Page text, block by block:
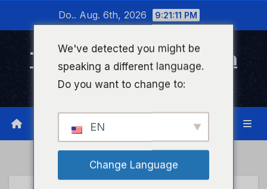
wechseln
Do.. Aug. 6th, 2026 9:21:11 PM
Timeline Bad Kreuznach
Infonetzwerk für Bad Kreuznach
We've detected you might be
speaking a different language.
Do you want to change to:
EN
Change Language